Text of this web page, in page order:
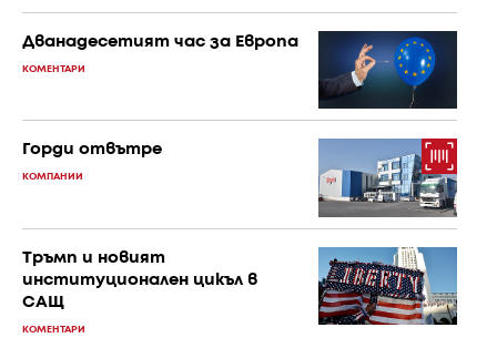
Дванадесетият час за Европа
КОМЕНТАРИ
Горди отвътре
КОМПАНИИ
Тръмп и новият
институционален цикъл в
САЩ
КОМЕНТАРИ